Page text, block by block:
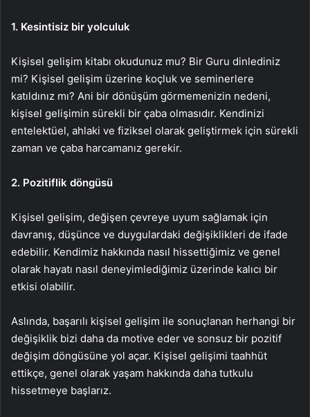
1. Kesintisiz bir yolculuk
Kişisel gelişim kitabı okudunuz mu? Bir Guru dinlediniz
mi? Kişisel gelişim üzerine koçluk ve seminerlere
katıldınız mı? Ani bir dönüşüm görmemenizin nedeni,
kişisel gelişimin sürekli bir çaba olmasıdır. Kendinizi
entelektüel, ahlaki ve fiziksel olarak geliştirmek için sürekli
zaman ve çaba harcamanız gerekir.
2. Pozitiflik döngüsü
Kişisel gelişim, değişen çevreye uyum sağlamak için
davranış, düşünce ve duygulardaki değişiklikleri de ifade
edebilir. Kendimiz hakkında nasıl hissettiğimiz ve genel
olarak hayatı nasıl deneyimlediğimiz üzerinde kalıcı bir
etkisi olabilir.
Aslında, başarılı kişisel gelişim ile sonuçlanan herhangi bir
değişiklik bizi daha da motive eder ve sonsuz bir pozitif
değişim döngüsüne yol açar. Kişisel gelişimi taahhüt
ettikçe, genel olarak yaşam hakkında daha tutkulu
hissetmeye başlarız.